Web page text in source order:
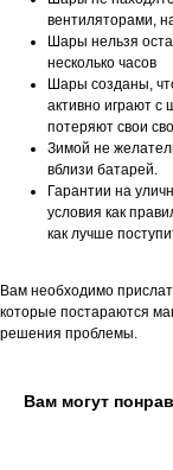
вентиляторами,
Шары нельзя
несколько часов
Шары созданы,
активно играют с
потеряют свои
Зимой не
вблизи батарей.
Гарантии на
условия как
как лучше
Вам необходимо
которые постараются
решения проблемы.
Вам могут